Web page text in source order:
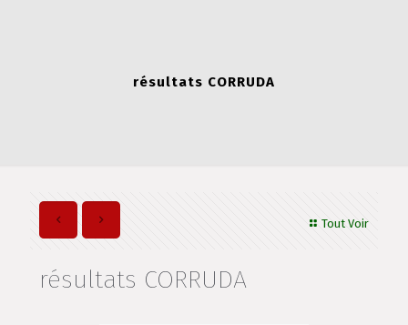
résultats CORRUDA
Tout Voir
résultats CORRUDA